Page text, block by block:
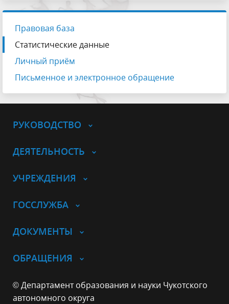
Правовая база
Статистические данные
Личный приём
Письменное и электронное обращение
РУКОВОДСТВО
ДЕЯТЕЛЬНОСТЬ
УЧРЕЖДЕНИЯ
ГОССЛУЖБА
ДОКУМЕНТЫ
ОБРАЩЕНИЯ
© Департамент образования и науки Чукотского
автономного округа